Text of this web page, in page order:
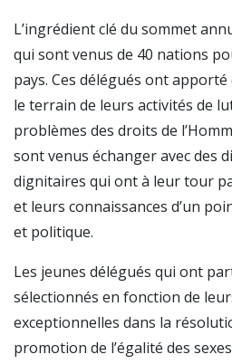
L’ingrédient clé du sommet
qui sont venus de 40 nations
pays. Ces délégués ont
le terrain de leurs activités de
problèmes des droits de
sont venus échanger avec des
dignitaires qui ont à leur tour
et leurs connaissances d’un
et politique.
Les jeunes délégués qui ont
sélectionnés en fonction de
exceptionnelles dans la
promotion de l’égalité des